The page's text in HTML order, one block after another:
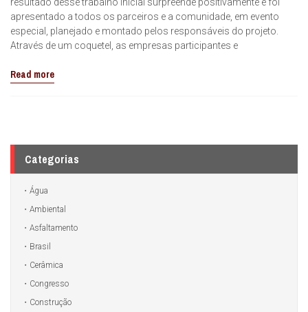
apresentado a todos os parceiros e a comunidade, em evento
especial, planejado e montado pelos responsáveis do projeto.
Através de um coquetel, as empresas participantes e
Read more
Categorias
Água
Ambiental
Asfaltamento
Brasil
Cerâmica
Congresso
Construção